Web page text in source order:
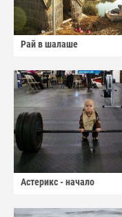
Рай в шалаше
Астерикс - начало